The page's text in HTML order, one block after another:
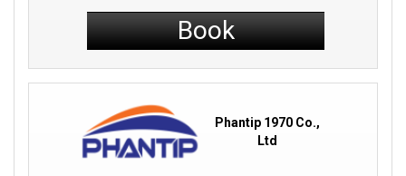
Book
Phantip 1970 Co.,
Ltd